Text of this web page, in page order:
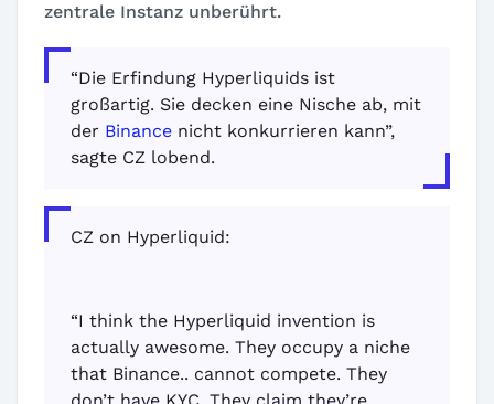
zentrale Instanz unberührt.
“Die Erfindung Hyperliquids ist
großartig. Sie decken eine Nische ab, mit
der Binance nicht konkurrieren kann”,
sagte CZ lobend.
CZ on Hyperliquid:
“I think the Hyperliquid invention is
actually awesome. They occupy a niche
that Binance.. cannot compete. They